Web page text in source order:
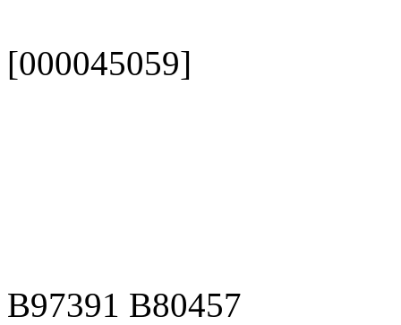
[000045059]
B97391 B80457